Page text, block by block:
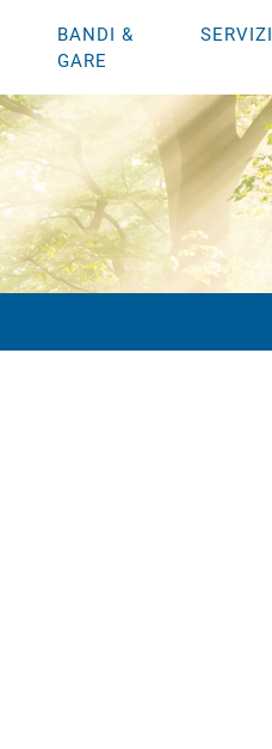
BANDI &
GARE
SERVIZI